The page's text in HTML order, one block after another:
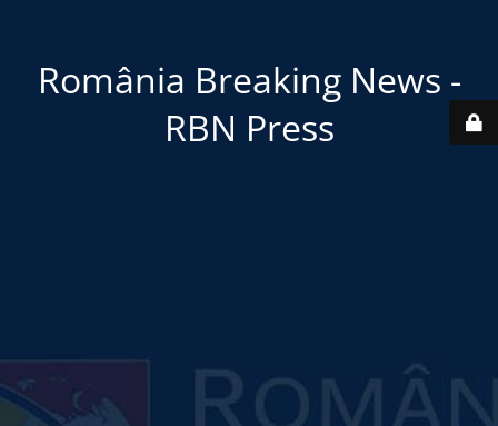
România Breaking News -
RBN Press